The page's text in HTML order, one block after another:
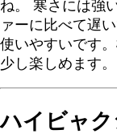
ね。 寒さには強
ァーに比べて遅
使いやすいです
少し楽しめます。
ハイビャク